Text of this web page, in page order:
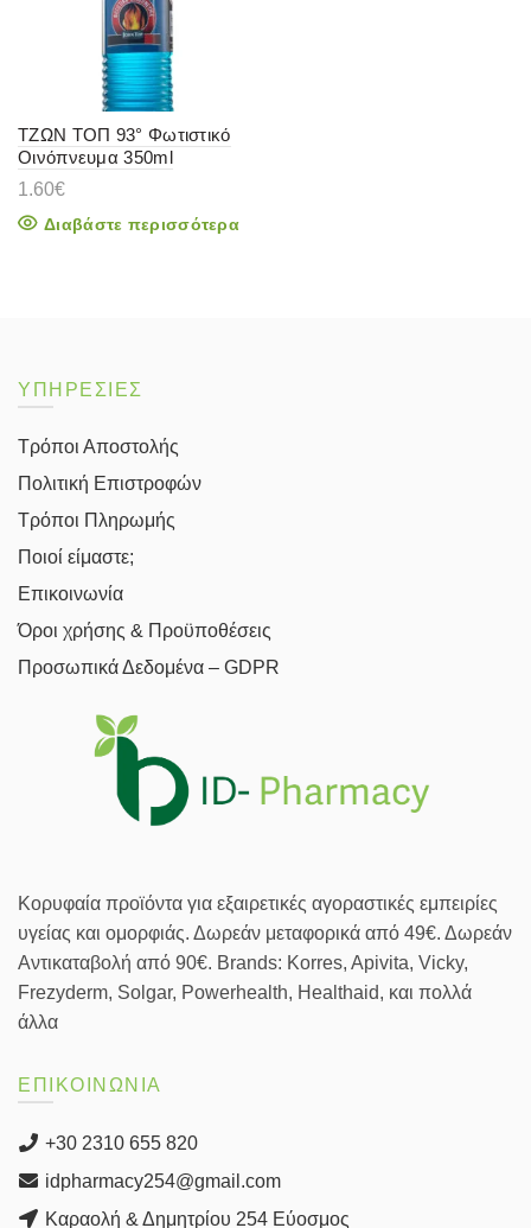
ΤΖΩΝ ΤΟΠ 93° Φωτιστικό
Οινόπνευμα 350ml
1.60€
Διαβάστε περισσότερα
ΥΠΗΡΕΣΙΕΣ
Τρόποι Αποστολής
Πολιτική Επιστροφών
Τρόποι Πληρωμής
Ποιοί είμαστε;
Επικοινωνία
Όροι χρήσης & Προϋποθέσεις
Προσωπικά Δεδομένα – GDPR
Κορυφαία προϊόντα για εξαιρετικές αγοραστικές εμπειρίες
υγείας και ομορφιάς. Δωρεάν μεταφορικά από 49€. Δωρεάν
Αντικαταβολή από 90€. Brands: Korres, Apivita, Vicky,
Frezyderm, Solgar, Powerhealth, Healthaid, και πολλά
άλλα
ΕΠΙΚΟΙΝΩΝΙΑ
+30 2310 655 820
idpharmacy254@gmail.com
Καραολή & Δημητρίου 254 Εύοσμος